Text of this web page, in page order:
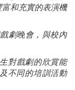
和充實的表演機
劇晚會，與校內
對戲劇的欣賞能
不同的培訓活動